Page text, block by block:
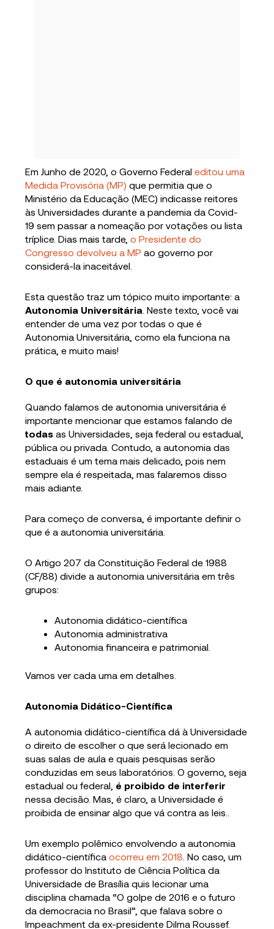
Em Junho de 2020, o Governo Federaleditou uma
Medida Provisória (MP) que permitia que o
Ministério da Educação (MEC) indicasse reitores
às Universidades durante a pandemia da Covid-
19 sem passar a nomeação por votações ou lista
tríplice. Dias mais tarde,o Presidente do
Congresso devolveu a MP ao governo por
considerá-la inaceitável.
Esta questão traz um tópico muito importante: a
Autonomia Universitária . Neste texto, você vai
entender de uma vez por todas o que é
Autonomia Universitária, como ela funciona na
prática, e muito mais!
O que é autonomia universitária
Quando falamos de autonomia universitária é
importante mencionar que estamos falando de
todasas Universidades, seja federal ou estadual,
pública ou privada. Contudo, a autonomia das
estaduais é um tema mais delicado, pois nem
sempre ela é respeitada, mas falaremos disso
mais adiante.
Para começo de conversa, é importante definir o
que é a autonomia universitária.
O Artigo 207 da Constituição Federal de 1988
(CF/88) divide a autonomia universitária em três
grupos:
Autonomia didático-científica
Autonomia administrativa
Autonomia financeira e patrimonial.
Vamos ver cada uma em detalhes.
Autonomia Didático-Científica
A autonomia didático-científica dá à Universidade
o direito de escolher o que será lecionado em
suas salas de aula e quais pesquisas serão
conduzidas em seus laboratórios. O governo, seja
estadual ou federal, é proibido de interferir
nessa decisão. Mas, é claro, a Universidade é
proibida de ensinar algo que vá contra as leis..
Um exemplo polêmico envolvendo a autonomia
didático-científicaocorreu em 2018 . No caso, um
professor do Instituto de Ciência Política da
Universidade de Brasília quis lecionar uma
disciplina chamada “O golpe de 2016 e o futuro
da democracia no Brasil”, que falava sobre o
Impeachment da ex-presidente Dilma Roussef.